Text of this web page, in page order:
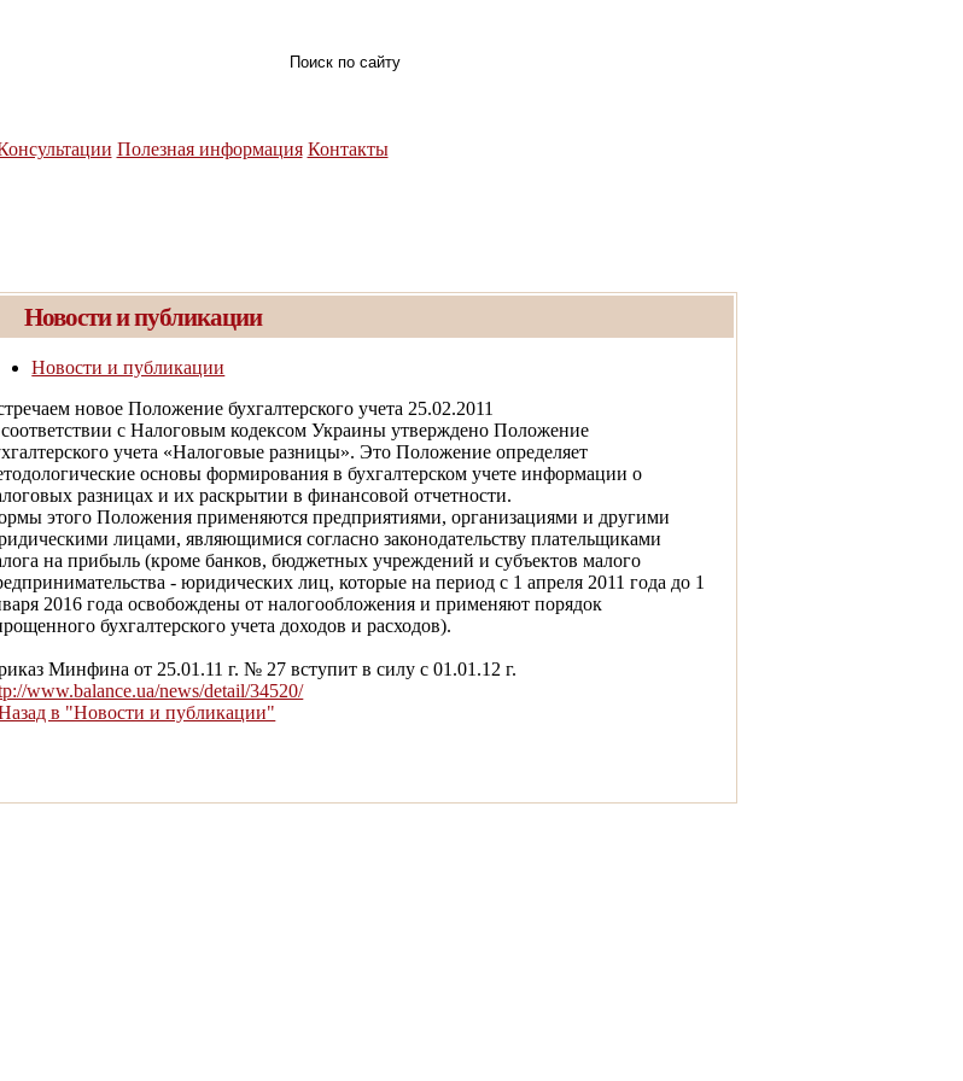
Полезная информация Контакты
Новости и публикации
Новости и публикации
новое Положение бухгалтерского учета 25.02.2011
с Налоговым кодексом Украины утверждено Положение
учета «Налоговые разницы». Это Положение определяет
основы формирования в бухгалтерском учете информации о
разницах и их раскрытии в финансовой отчетности.
этого Положения применяются предприятиями, организациями и другими
лицами, являющимися согласно законодательству плательщиками
на прибыль (кроме банков, бюджетных учреждений и субъектов малого
- юридических лиц, которые на период с 1 апреля 2011 года до 1
2016 года освобождены от налогообложения и применяют порядок
бухгалтерского учета доходов и расходов).
Минфина от 25.01.11 г. № 27 вступит в силу с 01.01.12 г.
www.balance.ua/news/detail/34520/
в "Новости и публикации"